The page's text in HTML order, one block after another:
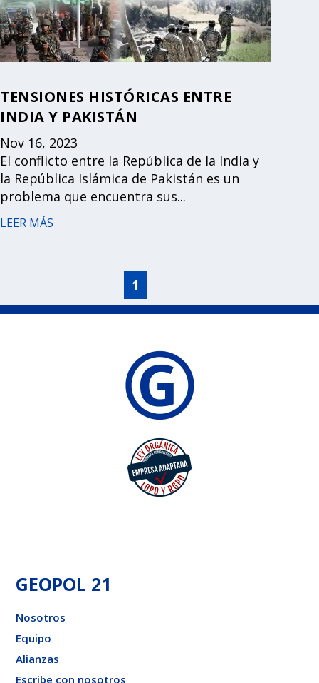
TENSIONES HISTÓRICAS ENTRE
INDIA Y PAKISTÁN
Nov 16, 2023
El conflicto entre la República de la India y
la República Islámica de Pakistán es un
problema que encuentra sus...
LEER MÁS
1
GEOPOL 21
Nosotros
Equipo
Alianzas
Escribe con nosotros